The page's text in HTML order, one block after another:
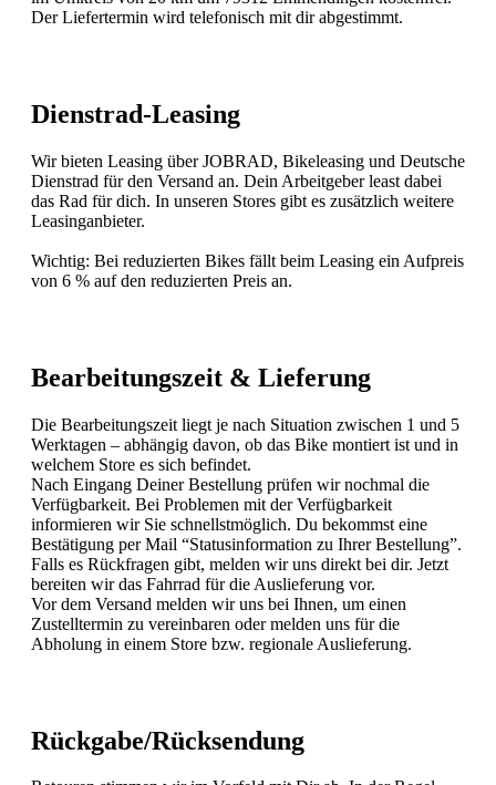
Der Liefertermin wird telefonisch mit dir abgestimmt.
Dienstrad-Leasing
Wir bieten Leasing über JOBRAD, Bikeleasing und Deutsche
Dienstrad für den Versand an. Dein Arbeitgeber least dabei
das Rad für dich. In unseren Stores gibt es zusätzlich weitere
Leasinganbieter.
Wichtig: Bei reduzierten Bikes fällt beim Leasing ein Aufpreis
von 6 % auf den reduzierten Preis an.
Bearbeitungszeit & Lieferung
Die Bearbeitungszeit liegt je nach Situation zwischen 1 und 5
Werktagen – abhängig davon, ob das Bike montiert ist und in
welchem Store es sich befindet.
Nach Eingang Deiner Bestellung prüfen wir nochmal die
Verfügbarkeit. Bei Problemen mit der Verfügbarkeit
informieren wir Sie schnellstmöglich. Du bekommst eine
Bestätigung per Mail “Statusinformation zu Ihrer Bestellung”.
Falls es Rückfragen gibt, melden wir uns direkt bei dir. Jetzt
bereiten wir das Fahrrad für die Auslieferung vor.
Vor dem Versand melden wir uns bei Ihnen, um einen
Zustelltermin zu vereinbaren oder melden uns für die
Abholung in einem Store bzw. regionale Auslieferung.
Rückgabe/Rücksendung